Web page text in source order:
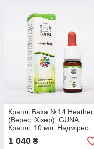
Краплі Баха №14 Heather
(Верес, Хізер). GUNA.
Краплі, 10 мл. Надмірно
балакучий, хто слухає
тільки себе
1 040 ₴